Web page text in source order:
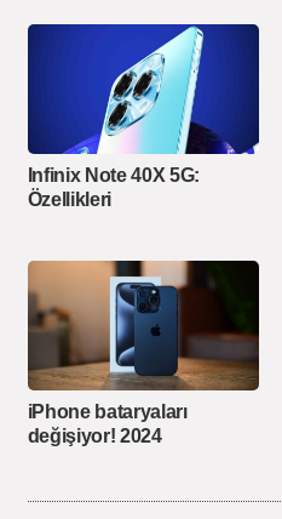
Infinix Note 40X 5G:
Özellikleri
iPhone bataryaları
değişiyor! 2024